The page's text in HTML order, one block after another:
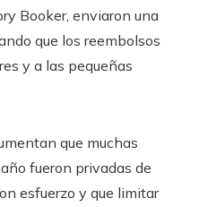
Booker, enviaron una
que los reembolsos
y a las pequeñas
que muchas
fueron privadas de
esfuerzo y que limitar